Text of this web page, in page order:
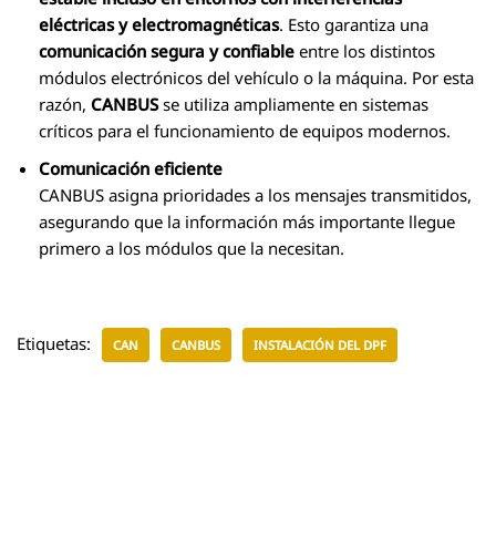
eléctricas y electromagnéticas. Esto garantiza una
comunicación segura y confiable entre los distintos
módulos electrónicos del vehículo o la máquina. Por esta
razón, CANBUSse utiliza ampliamente en sistemas
críticos para el funcionamiento de equipos modernos.
Comunicación eficiente
CANBUS asigna prioridades a los mensajes transmitidos,
asegurando que la información más importante llegue
primero a los módulos que la necesitan.
Etiquetas: CAN CANBUS INSTALACIÓN DEL DPF